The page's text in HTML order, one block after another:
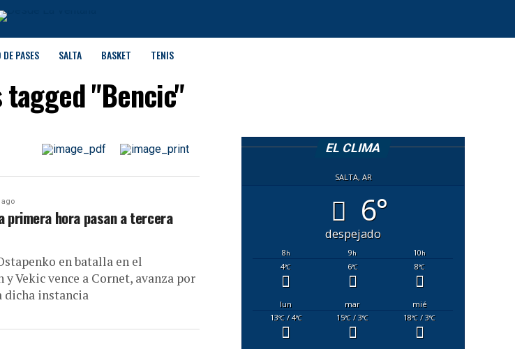
PASES SALTA BASKET TENIS
"Bencic"
ago
primera hora pasan a tercera
en batalla en el
Vekic vence a Cornet, avanza por
dicha instancia
EL CLIMA
SALTA, AR
6°
despejado
8h 9h 10h
4°C 6°C 8°C
lun mar
mié
13°C/ 4°C 15°C / 3°C 18°C / 3°C